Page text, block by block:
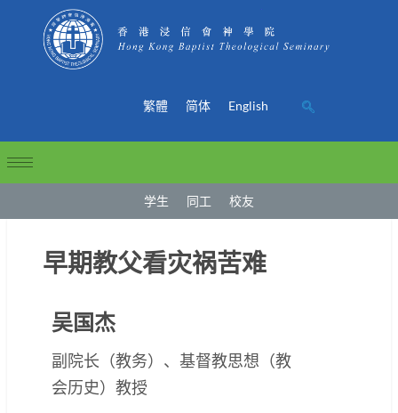
繁體 简体 English
学生 同工 校友
早期教父看灾祸苦难
吴国杰
副院长（教务）、基督教思想（教
会历史）教授